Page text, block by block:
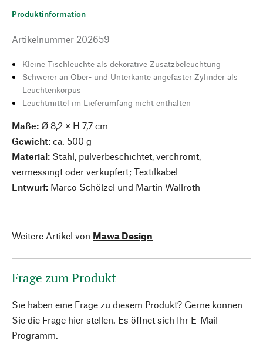
Produktinformation
Artikelnummer 202659
Kleine Tischleuchte als dekorative Zusatzbeleuchtung
Schwerer an Ober- und Unterkante angefaster Zylinder als
Leuchtenkorpus
Leuchtmittel im Lieferumfang nicht enthalten
Maße: Ø 8,2 × H 7,7 cm
Gewicht: ca. 500 g
Material: Stahl, pulverbeschichtet, verchromt,
vermessingt oder verkupfert; Textilkabel
Entwurf: Marco Schölzel und Martin Wallroth
Weitere Artikel von Mawa Design
Frage zum Produkt
Sie haben eine Frage zu diesem Produkt? Gerne können
Sie die Frage hier stellen. Es öffnet sich Ihr E-Mail-
Programm.